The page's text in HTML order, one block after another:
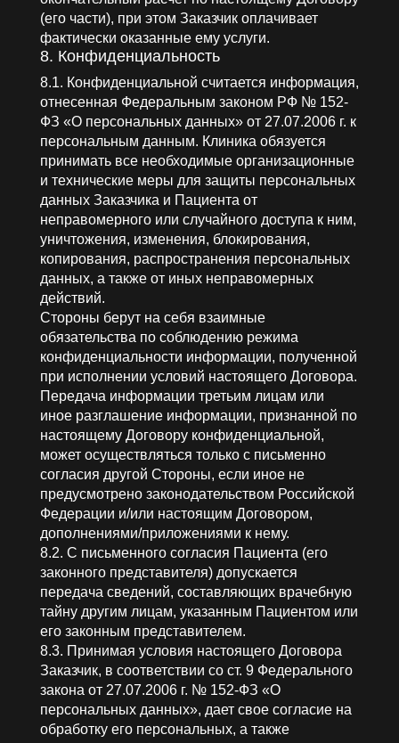
(его части), при этом Заказчик оплачивает
фактически оказанные ему услуги.
8. Конфиденциальность
8.1. Конфиденциальной считается информация,
отнесенная Федеральным законом РФ № 152-
ФЗ «О персональных данных» от 27.07.2006 г. к
персональным данным. Клиника обязуется
принимать все необходимые организационные
и технические меры для защиты персональных
данных Заказчика и Пациента от
неправомерного или случайного доступа к ним,
уничтожения, изменения, блокирования,
копирования, распространения персональных
данных, а также от иных неправомерных
действий.
Стороны берут на себя взаимные
обязательства по соблюдению режима
конфиденциальности информации, полученной
при исполнении условий настоящего Договора.
Передача информации третьим лицам или
иное разглашение информации, признанной по
настоящему Договору конфиденциальной,
может осуществляться только с письменно
согласия другой Стороны, если иное не
предусмотрено законодательством Российской
Федерации и/или настоящим Договором,
дополнениями/приложениями к нему.
8.2. С письменного согласия Пациента (его
законного представителя) допускается
передача сведений, составляющих врачебную
тайну другим лицам, указанным Пациентом или
его законным представителем.
8.3. Принимая условия настоящего Договора
Заказчик, в соответствии со ст. 9 Федерального
закона от 27.07.2006 г. № 152-ФЗ «О
персональных данных», дает свое согласие на
обработку его персональных, а также